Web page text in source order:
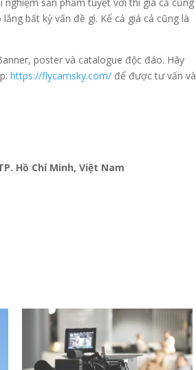
bất kỳ vấn đề gì. Kể cả giá cả cũng là
poster và catalogue độc đáo. Hãy
https://flycamsky.com/ để được tư vấn và
Hồ Chí Minh, Việt Nam